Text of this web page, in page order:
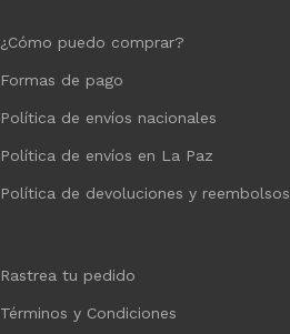
¿Cómo puedo comprar?
Formas de pago
Política de envíos nacionales
Política de envíos en La Paz
Política de devoluciones y reembolsos
Rastrea tu pedido
Términos y Condiciones